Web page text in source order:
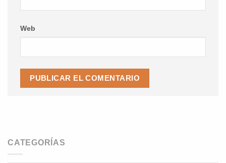
CATEGORÍAS
Web